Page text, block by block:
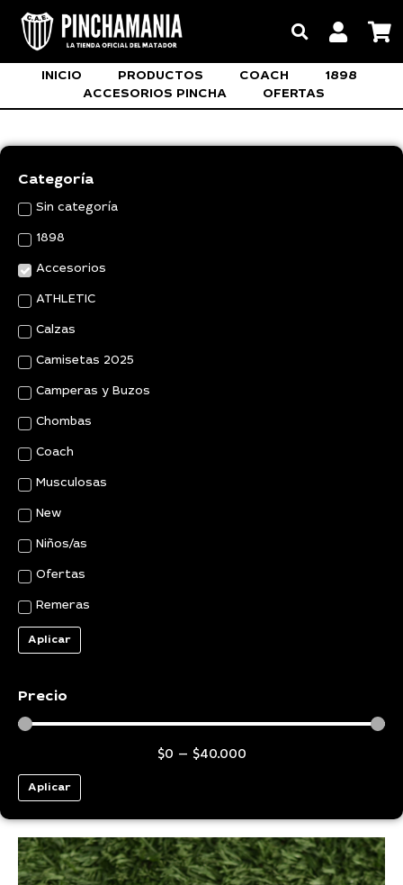
INICIO PRODUCTOS COACH
1898
ACCESORIOS PINCHA
OFERTAS
Categoría
Sin categoría
1898
Accesorios
ATHLETIC
Calzas
Camisetas 2025
Camperas y Buzos
Chombas
Coach
Musculosas
New
Niños/as
Ofertas
Remeras
Aplicar
Precio
$0 — $40.000
Aplicar